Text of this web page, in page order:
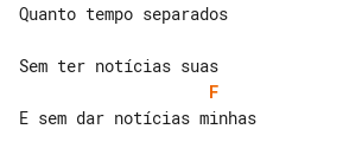
Quanto tempo separados
F
E sem dar notícias minhas